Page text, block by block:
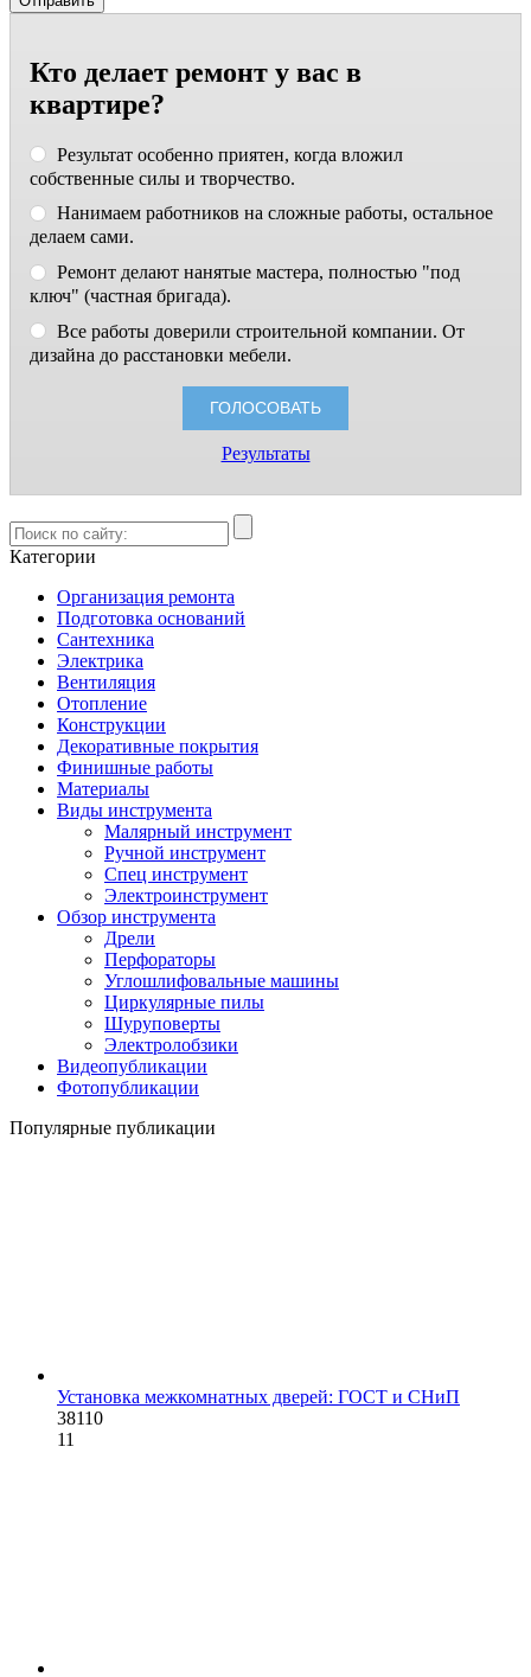
Кто делает ремонт у вас в
квартире?
Результат особенно приятен, когда вложил
собственные силы и творчество.
Нанимаем работников на сложные работы, остальное
делаем сами.
Ремонт делают нанятые мастера, полностью "под
ключ" (частная бригада).
Все работы доверили строительной компании. От
дизайна до расстановки мебели.
Результаты
Категории
Организация ремонта
Подготовка оснований
Сантехника
Электрика
Вентиляция
Отопление
Конструкции
Декоративные покрытия
Финишные работы
Материалы
Виды инструмента
Малярный инструмент
Ручной инструмент
Спец инструмент
Электроинструмент
Обзор инструмента
Дрели
Перфораторы
Углошлифовальные машины
Циркулярные пилы
Шуруповерты
Электролобзики
Видеопубликации
Фотопубликации
Популярные публикации
Установка межкомнатных дверей: ГОСТ и СНиП
38110
11